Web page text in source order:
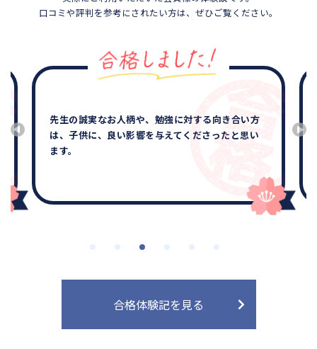
口コミや評判を参考にされたい方は、ぜひご覧ください。
先生の誠実なお人柄や、勉強に対する向き合い方
は、子供に、良い影響を与えてくださったと思い
ます。
合格体験記を見る